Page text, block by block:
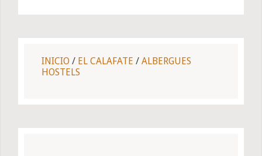
INICIO / EL CALAFATE / ALBERGUES
HOSTELS